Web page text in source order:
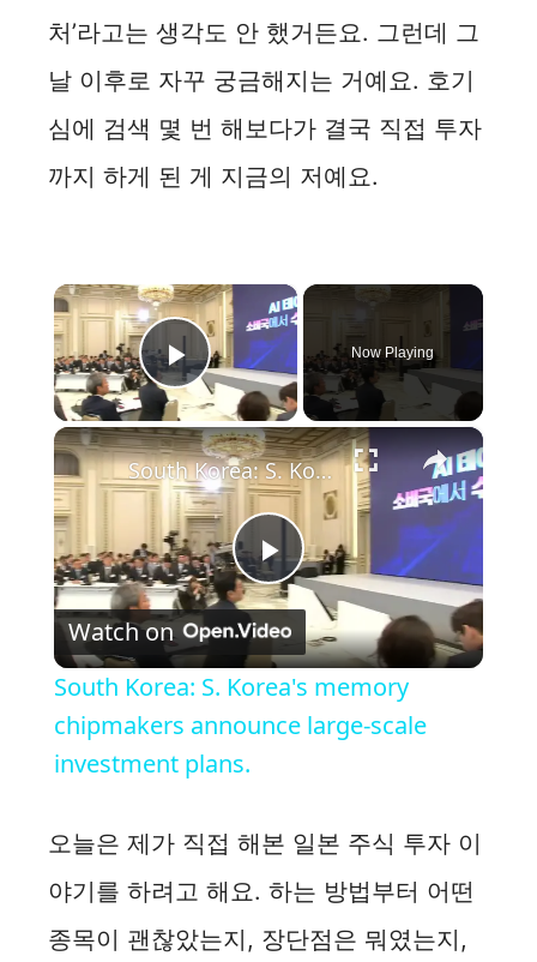
처’라고는 생각도 안 했거든요. 그런데 그
날 이후로 자꾸 궁금해지는 거예요. 호기
심에 검색 몇 번 해보다가 결국 직접 투자
까지 하게 된 게 지금의 저예요.
×
Play Video
Now Playing
×
P
l
a
V
i
South Korea: S. Korea's memory chipmakers announce large-scale investment plans.
Watch on
South Korea: S. Korea's memory
chipmakers announce large-scale
investment plans.
오늘은 제가 직접 해본 일본 주식 투자 이
야기를 하려고 해요. 하는 방법부터 어떤
종목이 괜찮았는지, 장단점은 뭐였는지,